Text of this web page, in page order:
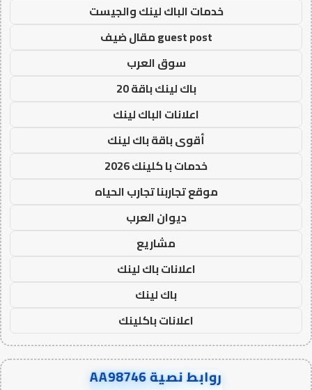
خدمات الباك لينك والجيست
guest post مقال ضيف
سوق العرب
باك لينك باقة 20
اعلانات الباك لينك
أقوى باقة باك لينك
خدمات با كلينك 2026
موقع تجاربنا تجارب الحياه
ديوان العرب
مشاريع
اعلانات باك لينك
باك لينك
اعلانات باكلينك
روابط نصية AA98746